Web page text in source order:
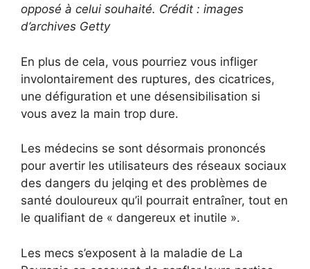
opposé à celui souhaité. Crédit : images
d’archives Getty
En plus de cela, vous pourriez vous infliger
involontairement des ruptures, des cicatrices,
une défiguration et une désensibilisation si
vous avez la main trop dure.
Les médecins se sont désormais prononcés
pour avertir les utilisateurs des réseaux sociaux
des dangers du jelqing et des problèmes de
santé douloureux qu’il pourrait entraîner, tout en
le qualifiant de « dangereux et inutile ».
Les mecs s’exposent à la maladie de La